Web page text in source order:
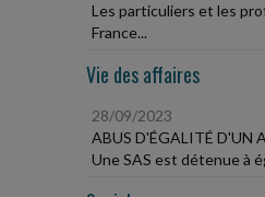
Les particuliers et les
France...
Vie des affaires
28/09/2023
ABUS D'ÉGALITÉ D'UN
Une SAS est détenue à